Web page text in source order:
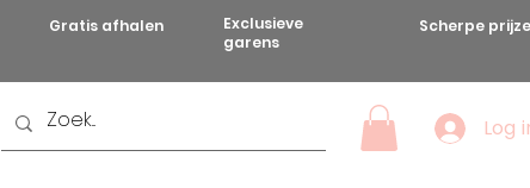
Gratis afhalen
Exclusieve
garens
Scherpe
Log